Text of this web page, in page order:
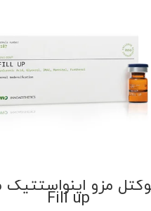
مزو اینواستتیک
Fill up